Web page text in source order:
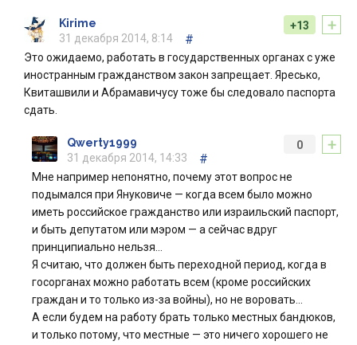
+
+13
Kirime
31 декабря 2014, 8:14
#
Это ожидаемо, работать в государственных органах с уже
иностранным гражданством закон запрещает. Яресько,
Квиташвили и Абрамавичусу тоже бы следовало паспорта
сдать.
+
0
Qwerty1999
31 декабря 2014, 14:33
#
Мне например непонятно, почему этот вопрос не
подымался при Януковиче — когда всем было можно
иметь российское гражданство или израильский паспорт,
и быть депутатом или мэром — а сейчас вдруг
принципиально нельзя…
Я считаю, что должен быть переходной период, когда в
госорганах можно работать всем (кроме российских
граждан и то только из-за войны), но не воровать…
А если будем на работу брать только местных бандюков,
и только потому, что местные — это ничего хорошего не